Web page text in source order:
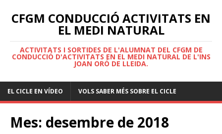
CFGM CONDUCCIÓ ACTIVITATS EN
EL MEDI NATURAL
ACTIVITATS I SORTIDES DE L'ALUMNAT DEL CFGM DE
CONDUCCIÓ D'ACTIVITATS EN EL MEDI NATURAL DE L'INS
JOAN ORÓ DE LLEIDA.
EL CICLE EN VÍDEO VOLS SABER MÉS SOBRE EL CICLE
Mes: desembre de 2018